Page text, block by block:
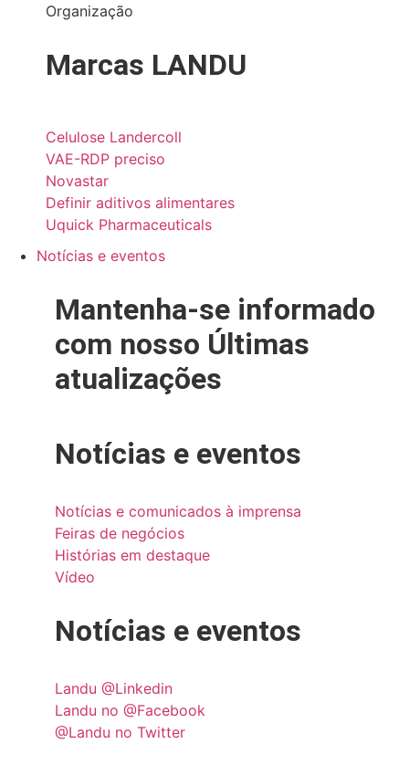
Organização
Marcas LANDU
Celulose Landercoll
VAE-RDP preciso
Novastar
Definir aditivos alimentares
Uquick Pharmaceuticals
Notícias e eventos
Mantenha-se informado
com nosso Últimas
atualizações
Notícias e eventos
Notícias e comunicados à imprensa
Feiras de negócios
Histórias em destaque
Vídeo
Notícias e eventos
Landu @Linkedin
Landu no @Facebook
@Landu no Twitter